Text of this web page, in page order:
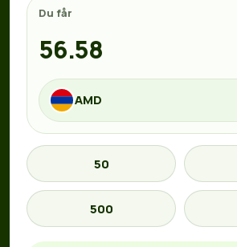
Du får
AMD
50
500